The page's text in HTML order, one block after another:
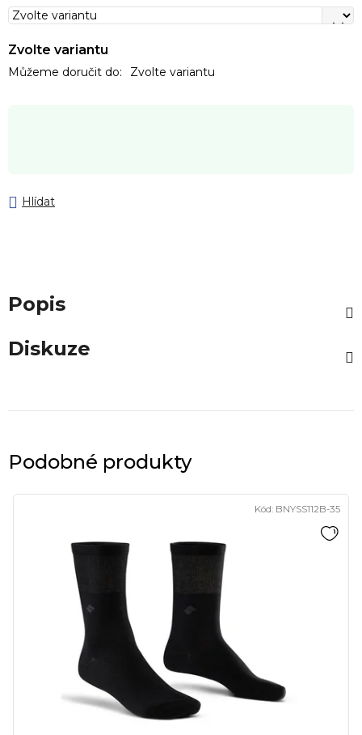
Zvolte variantu
Můžeme doručit do: Zvolte variantu
Hlídat
Popis
Diskuze
Podobné produkty
Kód: BNYSS112B-35